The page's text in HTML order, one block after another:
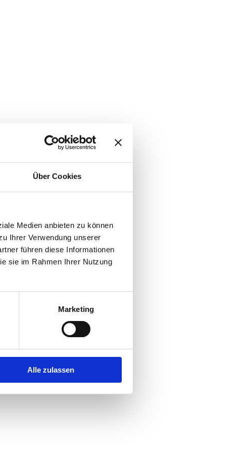
Über Cookies
Medien anbieten zu können
Ihrer Verwendung unserer
führen diese Informationen
sie im Rahmen Ihrer Nutzung
Marketing
Alle zulassen
consolefor more information).